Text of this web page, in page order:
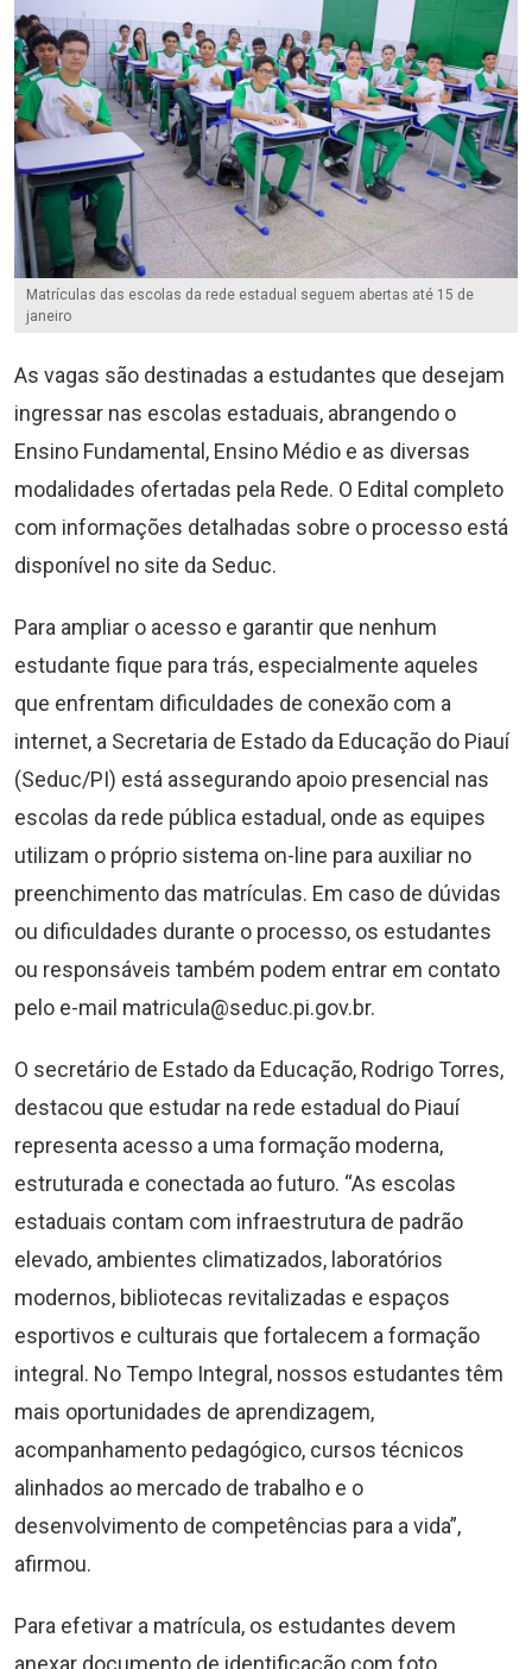
Matrículas das escolas da rede estadual seguem abertas até 15 de
janeiro
As vagas são destinadas a estudantes que desejam
ingressar nas escolas estaduais, abrangendo o
Ensino Fundamental, Ensino Médio e as diversas
modalidades ofertadas pela Rede. O Edital completo
com informações detalhadas sobre o processo está
disponível no site da Seduc.
Para ampliar o acesso e garantir que nenhum
estudante fique para trás, especialmente aqueles
que enfrentam dificuldades de conexão com a
internet, a Secretaria de Estado da Educação do Piauí
(Seduc/PI) está assegurando apoio presencial nas
escolas da rede pública estadual, onde as equipes
utilizam o próprio sistema on-line para auxiliar no
preenchimento das matrículas. Em caso de dúvidas
ou dificuldades durante o processo, os estudantes
ou responsáveis também podem entrar em contato
pelo e-mail matricula@seduc.pi.gov.br.
O secretário de Estado da Educação, Rodrigo Torres,
destacou que estudar na rede estadual do Piauí
representa acesso a uma formação moderna,
estruturada e conectada ao futuro. “As escolas
estaduais contam com infraestrutura de padrão
elevado, ambientes climatizados, laboratórios
modernos, bibliotecas revitalizadas e espaços
esportivos e culturais que fortalecem a formação
integral. No Tempo Integral, nossos estudantes têm
mais oportunidades de aprendizagem,
acompanhamento pedagógico, cursos técnicos
alinhados ao mercado de trabalho e o
desenvolvimento de competências para a vida”,
afirmou.
Para efetivar a matrícula, os estudantes devem